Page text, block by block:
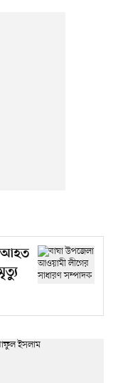
আহত